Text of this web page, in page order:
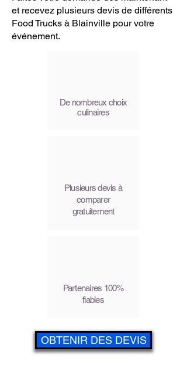
et recevez plusieurs devis de différents
Food Trucks à Blainville pour votre
événement.
De nombreux choix
culinaires
Plusieurs devis à
comparer
gratuitement
Partenaires 100%
fiables
OBTENIR DES DEVIS